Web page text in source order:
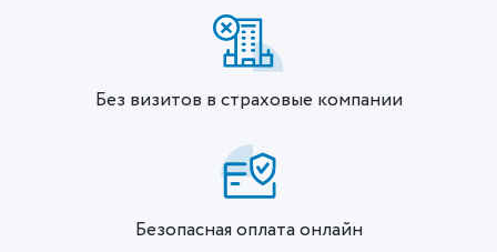
Без визитов в страховые компании
Безопасная оплата онлайн